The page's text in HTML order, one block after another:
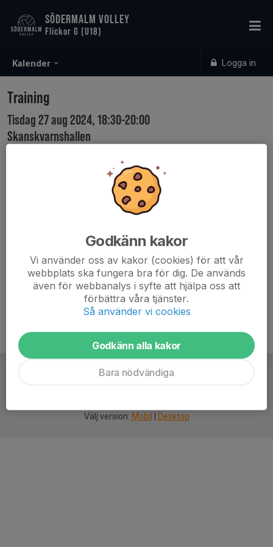
Kalender Logga in
SÖDERMALM VOLLEY
Flickor G (U18)
Training
Tisdag 27 aug 2024, 18:30-20:00
Skanskvarnshallen
Välj version: Mobil Desktop
Godkänn kakor
Vi använder oss av kakor (cookies) för att vår
webbplats ska fungera bra för dig. De används
även för webbanalys i syfte att hjälpa oss att
förbättra våra tjänster.
Så använder vi cookies
Godkänn alla kakor
Bara nödvändiga